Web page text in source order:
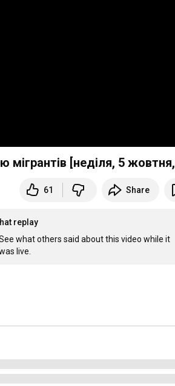
мігрантів [неділя, 5 жовтня,
61 Share
replay
what others said about this video while it
live.